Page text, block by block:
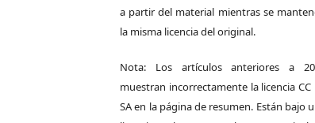
a partir del material mientras se
la misma licencia del original.
Nota: Los artículos anteriores a
muestran incorrectamente la licencia CC
SA en la página de resumen. Están bajo